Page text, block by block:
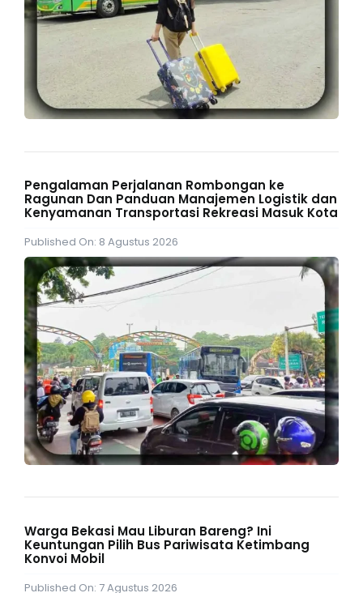
Pengalaman Perjalanan Rombongan ke
Ragunan Dan Panduan Manajemen Logistik dan
Kenyamanan Transportasi Rekreasi Masuk Kota
Published On: 8 Agustus 2026
Warga Bekasi Mau Liburan Bareng? Ini
Keuntungan Pilih Bus Pariwisata Ketimbang
Konvoi Mobil
Published On: 7 Agustus 2026